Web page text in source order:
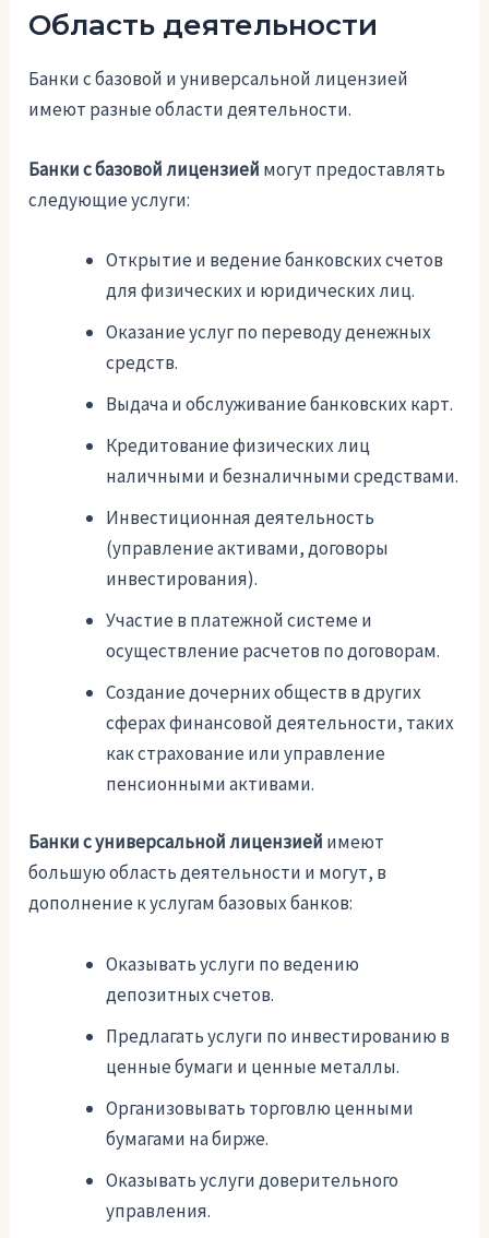
Область деятельности
Банки с базовой и универсальной лицензией
имеют разные области деятельности.
Банки с базовой лицензией могут предоставлять
следующие услуги:
Открытие и ведение банковских счетов
для физических и юридических лиц.
Оказание услуг по переводу денежных
средств.
Выдача и обслуживание банковских карт.
Кредитование физических лиц
наличными и безналичными средствами.
Инвестиционная деятельность
(управление активами, договоры
инвестирования).
Участие в платежной системе и
осуществление расчетов по договорам.
Создание дочерних обществ в других
сферах финансовой деятельности, таких
как страхование или управление
пенсионными активами.
Банки с универсальной лицензией имеют
большую область деятельности и могут, в
дополнение к услугам базовых банков:
Оказывать услуги по ведению
депозитных счетов.
Предлагать услуги по инвестированию в
ценные бумаги и ценные металлы.
Организовывать торговлю ценными
бумагами на бирже.
Оказывать услуги доверительного
управления.